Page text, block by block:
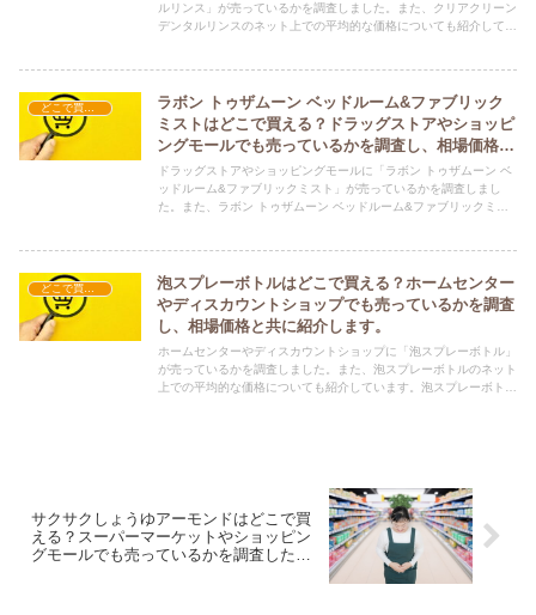
ルリンス」が売っているかを調査しました。また、クリアクリーン
デンタルリンスのネット上での平均的な価格についても紹介してい
どこで買える？-日用品
ラボン トゥザムーン ベッドルーム&ファブリック
ミストはどこで買える？ドラッグストアやショッピ
ングモールでも売っているかを調査し、相場価格と
共に紹介します。
ドラッグストアやショッピングモールに「ラボン トゥザムーン ベ
ッドルーム&ファブリックミスト」が売っているかを調査しまし
た。また、ラボン トゥザムーン ベッドルーム&ファブリックミス
どこで買える？-日用品
泡スプレーボトルはどこで買える？ホームセンター
やディスカウントショップでも売っているかを調査
し、相場価格と共に紹介します。
ホームセンターやディスカウントショップに「泡スプレーボトル」
が売っているかを調査しました。また、泡スプレーボトルのネット
上での平均的な価格についても紹介しています。泡スプレーボトル
サクサクしょうゆアーモンドはどこで買
える？スーパーマーケットやショッピン
グモールでも売っているかを調査した結